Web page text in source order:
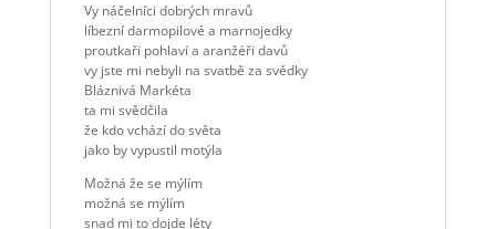
Vy náčelníci dobrých mravů
líbezní darmopilové a marnojedky
proutkaři pohlaví a aranžéři davů
vy jste mi nebyli na svatbě za svědky
Bláznivá Markéta
ta mi svědčila
že kdo vchází do světa
jako by vypustil motýla
Možná že se mýlím
možná se mýlím
snad mi to dojde léty